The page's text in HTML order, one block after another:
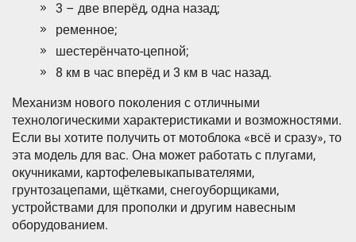
3 – две вперёд, одна назад;
ременное;
шестерёнчато-цепной;
8 км в час вперёд и 3 км в час назад.
Механизм нового поколения с отличными
технологическими характеристиками и возможностями.
Если вы хотите получить от мотоблока «всё и сразу», то
эта модель для вас. Она может работать с плугами,
окучниками, картофелевыкапывателями,
грунтозацепами, щётками, снегоуборщиками,
устройствами для прополки и другим навесным
оборудованием.